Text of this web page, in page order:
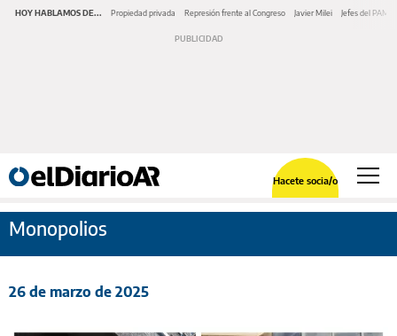
HOY HABLAMOS DE... Propiedad privada Represión frente al Congreso Javier Milei Jefes del PAMI
Hacete socia/o
Monopolios
26 de marzo de 2025